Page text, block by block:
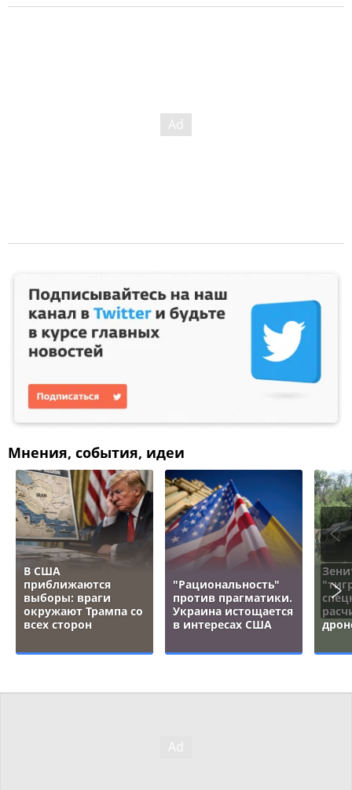
Мнения, события, идеи
В США
приближаются
выборы: враги
окружают Трампа со
всех сторон
"Рациональность"
против прагматики.
Украина истощается
в интересах США